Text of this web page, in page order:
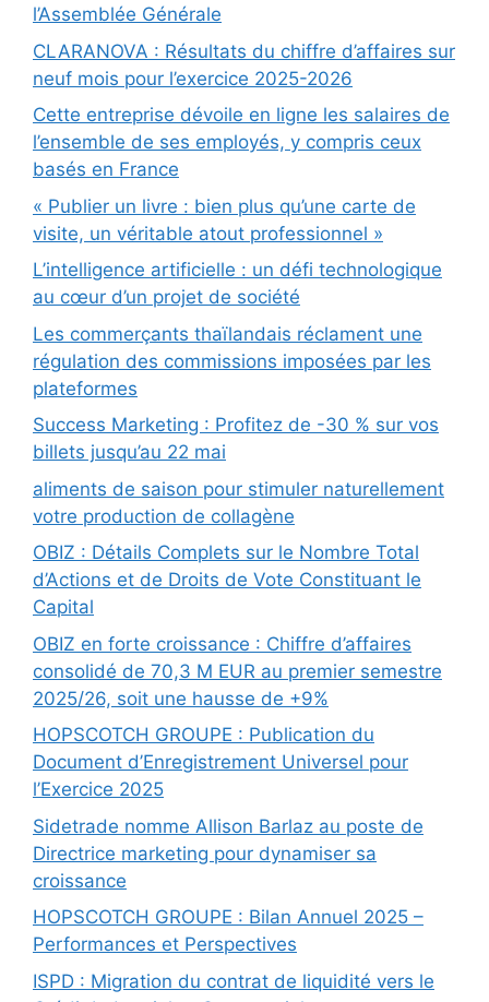
l’Assemblée Générale
CLARANOVA : Résultats du chiffre d’affaires sur
neuf mois pour l’exercice 2025-2026
Cette entreprise dévoile en ligne les salaires de
l’ensemble de ses employés, y compris ceux
basés en France
« Publier un livre : bien plus qu’une carte de
visite, un véritable atout professionnel »
L’intelligence artificielle : un défi technologique
au cœur d’un projet de société
Les commerçants thaïlandais réclament une
régulation des commissions imposées par les
plateformes
Success Marketing : Profitez de -30 % sur vos
billets jusqu’au 22 mai
aliments de saison pour stimuler naturellement
votre production de collagène
OBIZ : Détails Complets sur le Nombre Total
d’Actions et de Droits de Vote Constituant le
Capital
OBIZ en forte croissance : Chiffre d’affaires
consolidé de 70,3 M EUR au premier semestre
2025/26, soit une hausse de +9%
HOPSCOTCH GROUPE : Publication du
Document d’Enregistrement Universel pour
l’Exercice 2025
Sidetrade nomme Allison Barlaz au poste de
Directrice marketing pour dynamiser sa
croissance
HOPSCOTCH GROUPE : Bilan Annuel 2025 –
Performances et Perspectives
ISPD : Migration du contrat de liquidité vers le